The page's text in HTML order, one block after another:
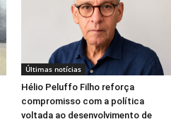
Últimas notícias
Hélio Peluffo Filho reforça
compromisso com a política
voltada ao desenvolvimento de